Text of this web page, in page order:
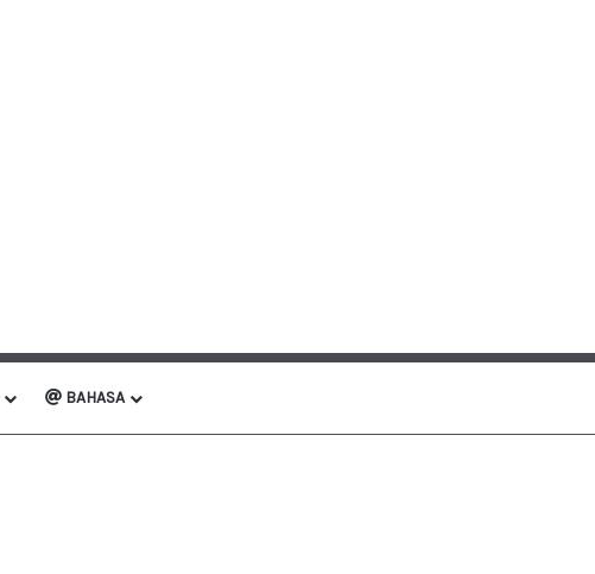
BAHASA